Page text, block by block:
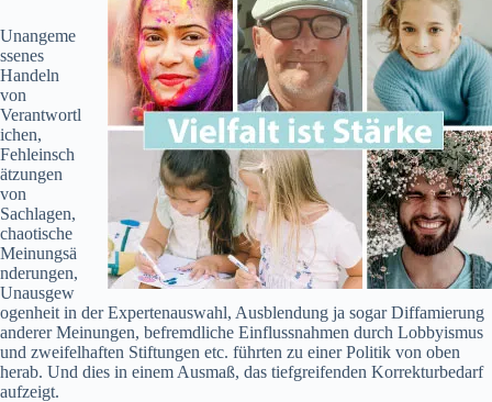
Unangeme
ssenes
Handeln
von
Verantwortl
ichen,
Fehleinsch
ätzungen
von
Sachlagen,
chaotische
Meinungsä
nderungen,
Unausgew
ogenheit in der Expertenauswahl, Ausblendung ja sogar Diffamierung
anderer Meinungen, befremdliche Einflussnahmen durch Lobbyismus
und zweifelhaften Stiftungen etc. führten zu einer Politik von oben
herab. Und dies in einem Ausmaß, das tiefgreifenden Korrekturbedarf
aufzeigt.